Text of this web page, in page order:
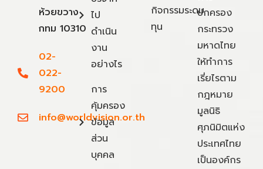
ห้วยขวาง
กทม 10310
02-
022-
9200
info@worldvision.or.th
ไป
ดำเนิน
งาน
อย่างไร
การ
คุ้มครอง
ข้อมูล
ส่วน
บุคคล
กิจกรรมระดม
ทุน
ปกครอง
กระทรวง
มหาดไทย
ให้ทำการ
เรี่ยไรตาม
กฎหมาย
มูลนิธิ
ศุภนิมิตแห่ง
ประเทศไทย
เป็นองค์กร